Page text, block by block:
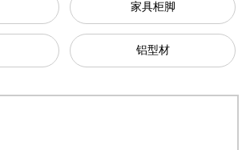
家具柜脚
铝型材